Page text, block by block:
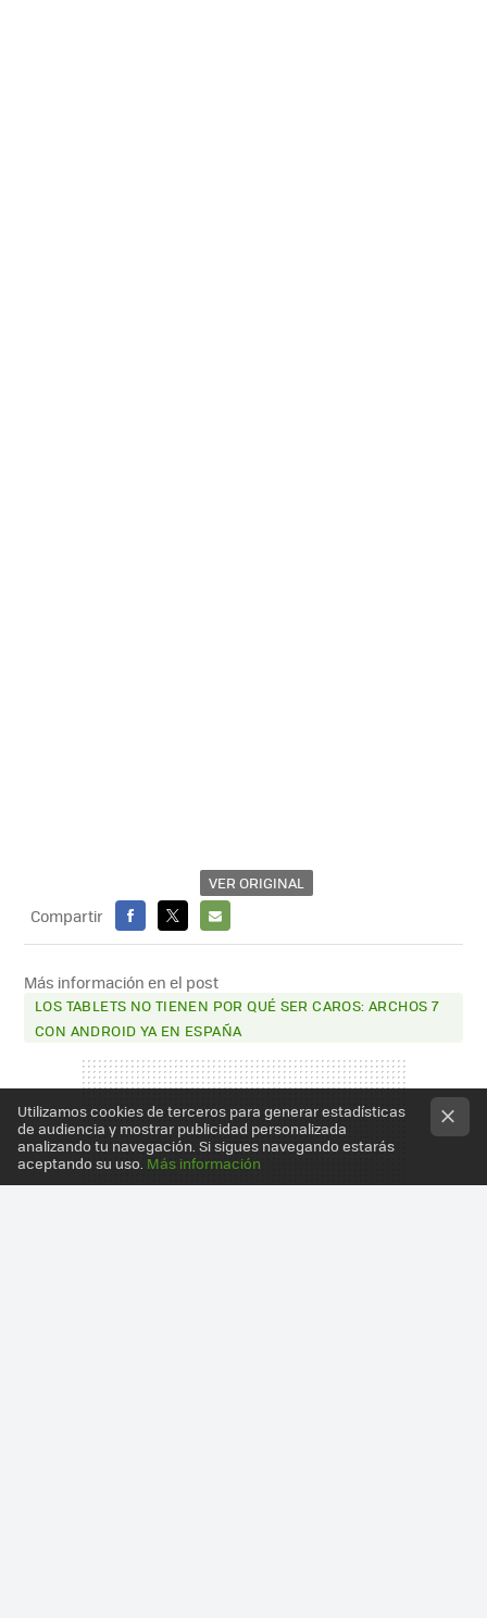
VER ORIGINAL
Compartir
FACEBOOK
X
E-
MAIL
Más información en el post
LOS TABLETS NO TIENEN POR QUÉ SER CAROS: ARCHOS 7
CON ANDROID YA EN ESPAÑA
Utilizamos cookies de terceros para generar estadísticas
de audiencia y mostrar publicidad personalizada
analizando tu navegación. Si sigues navegando estarás
aceptando su uso. Más información